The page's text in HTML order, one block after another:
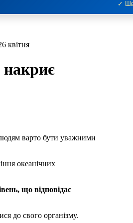
✓
квітня
варто бути уважними
океанічних
що відповідає
до свого організму.